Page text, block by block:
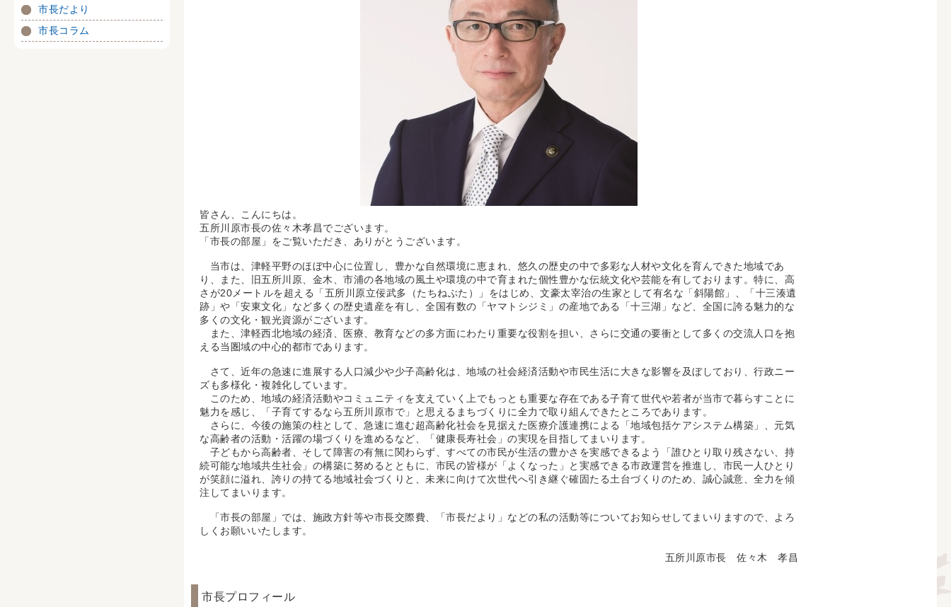
皆さん、こんにちは。
五所川原市長の佐々木孝昌でございます。
「市長の部屋」をご覧いただき、ありがとうございます。
当市は、津軽平野のほぼ中心に位置し、豊かな自然環境に恵まれ、悠久の歴史の中で多彩な人材や文化を育んできた地域であ
り、また、旧五所川原、金木、市浦の各地域の風土や環境の中で育まれた個性豊かな伝統文化や芸能を有しております。特に、高
さが20メートルを超える「五所川原立佞武多（たちねぶた）」をはじめ、文豪太宰治の生家として有名な「斜陽館」、「十三湊遺
跡」や「安東文化」など多くの歴史遺産を有し、全国有数の「ヤマトシジミ」の産地である「十三湖」など、全国に誇る魅力的な
多くの文化・観光資源がございます。
また、津軽西北地域の経済、医療、教育などの多方面にわたり重要な役割を担い、さらに交通の要衝として多くの交流人口を抱
える当圏域の中心的都市であります。
さて、近年の急速に進展する人口減少や少子高齢化は、地域の社会経済活動や市民生活に大きな影響を及ぼしており、行政ニー
ズも多様化・複雑化しています。
このため、地域の経済活動やコミュニティを支えていく上でもっとも重要な存在である子育て世代や若者が当市で暮らすことに
魅力を感じ、「子育てするなら五所川原市で」と思えるまちづくりに全力で取り組んできたところであります。
さらに、今後の施策の柱として、急速に進む超高齢化社会を見据えた医療介護連携による「地域包括ケアシステム構築」、元気
な高齢者の活動・活躍の場づくりを進めるなど、「健康長寿社会」の実現を目指してまいります。
子どもから高齢者、そして障害の有無に関わらず、すべての市民が生活の豊かさを実感できるよう「誰ひとり取り残さない、持
続可能な地域共生社会」の構築に努めるとともに、市民の皆様が「よくなった」と実感できる市政運営を推進し、市民一人ひとり
が笑顔に溢れ、誇りの持てる地域社会づくりと、未来に向けて次世代へ引き継ぐ確固たる土台づくりのため、誠心誠意、全力を傾
注してまいります。
「市長の部屋」では、施政方針等や市長交際費、「市長だより」などの私の活動等についてお知らせしてまいりますので、よろ
しくお願いいたします。
五所川原市長 佐々木 孝昌
市長プロフィール
市長だより
市長コラム